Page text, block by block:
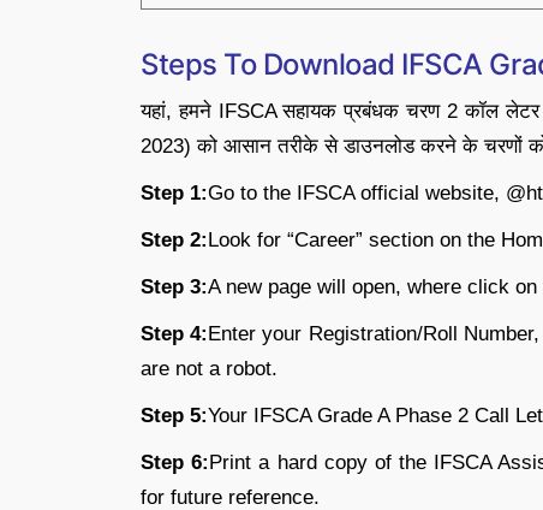
Steps To Download IFSCA
यहां, हमने IFSCA सहायक प्रबंधक चरण 2 कॉल
2023) को आसान तरीके से डाउनलोड करने के चरणों को
Step 1:Go to the IFSCA official website,
Step 2:Look for “Career” section on the
Step 3:A new page will open, where click
Step 4:Enter your Registration/Roll
are not a robot.
Step 5:Your IFSCA Grade A Phase 2 Call
Step 6:Print a hard copy of the IFSCA
for future reference.